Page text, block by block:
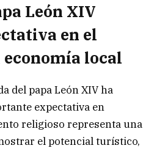
León XIV
en el
local
del papa León XIV ha
expectativa en
religioso representa una
el potencial turístico,